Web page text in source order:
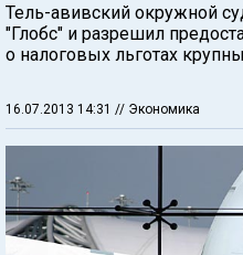
Тель-авивский окружной
"Глобс" и разрешил
о налоговых льготах
16.07.2013 14:31 // Экономика